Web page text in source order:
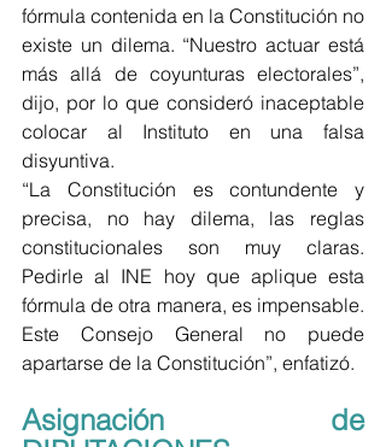
fórmula contenida en la Constitución no
existe un dilema. “Nuestro actuar está
más allá de coyunturas electorales”,
dijo, por lo que consideró inaceptable
colocar al Instituto en una falsa
disyuntiva.
“La Constitución es contundente y
precisa, no hay dilema, las reglas
constitucionales son muy claras.
Pedirle al INE hoy que aplique esta
fórmula de otra manera, es impensable.
Este Consejo General no puede
apartarse de la Constitución”, enfatizó.
Asignación de